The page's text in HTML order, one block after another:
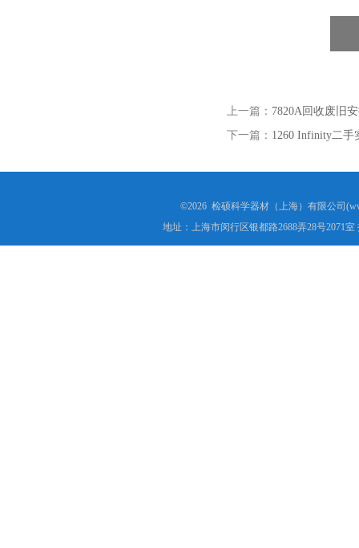
上一篇： 7820A回收废旧
下一篇： 1260 Infinity二手
©2026 检硕科学器材（上海）有限公司
地址：上海市闵行区银都路2688弄28号2071室